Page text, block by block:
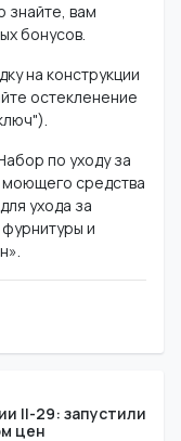
знайте, вам
бонусов.
на конструкции
остекленение
по уходу за
средства
ухода за
и
II-29: запустили
цен